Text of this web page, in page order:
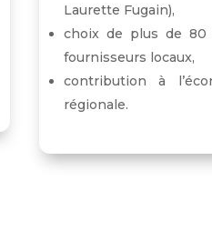
Laurette Fugain),
choix de plus de 80
fournisseurs locaux,
contribution à
régionale.